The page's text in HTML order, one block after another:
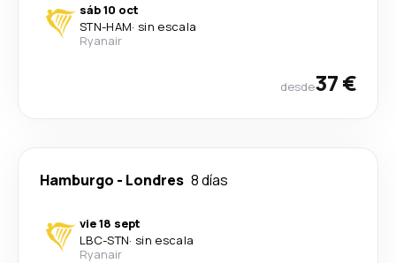
sáb 10 oct
STN-HAM· sin escala
Ryanair
desde37 €
Hamburgo - Londres 8 días
vie 18 sept
LBC-STN· sin escala
Ryanair